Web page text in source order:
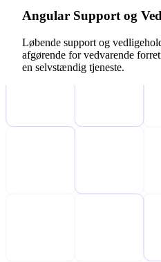
Angular Support og
Løbende support og
afgørende for vedvarende
en selvstændig tjeneste.